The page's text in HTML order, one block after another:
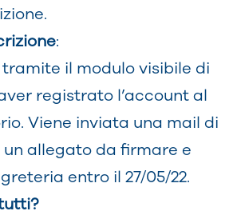
:
il modulo visibile di
registrato l’account al
Viene inviata una mail di
allegato da firmare e
entro il 27/05/22.